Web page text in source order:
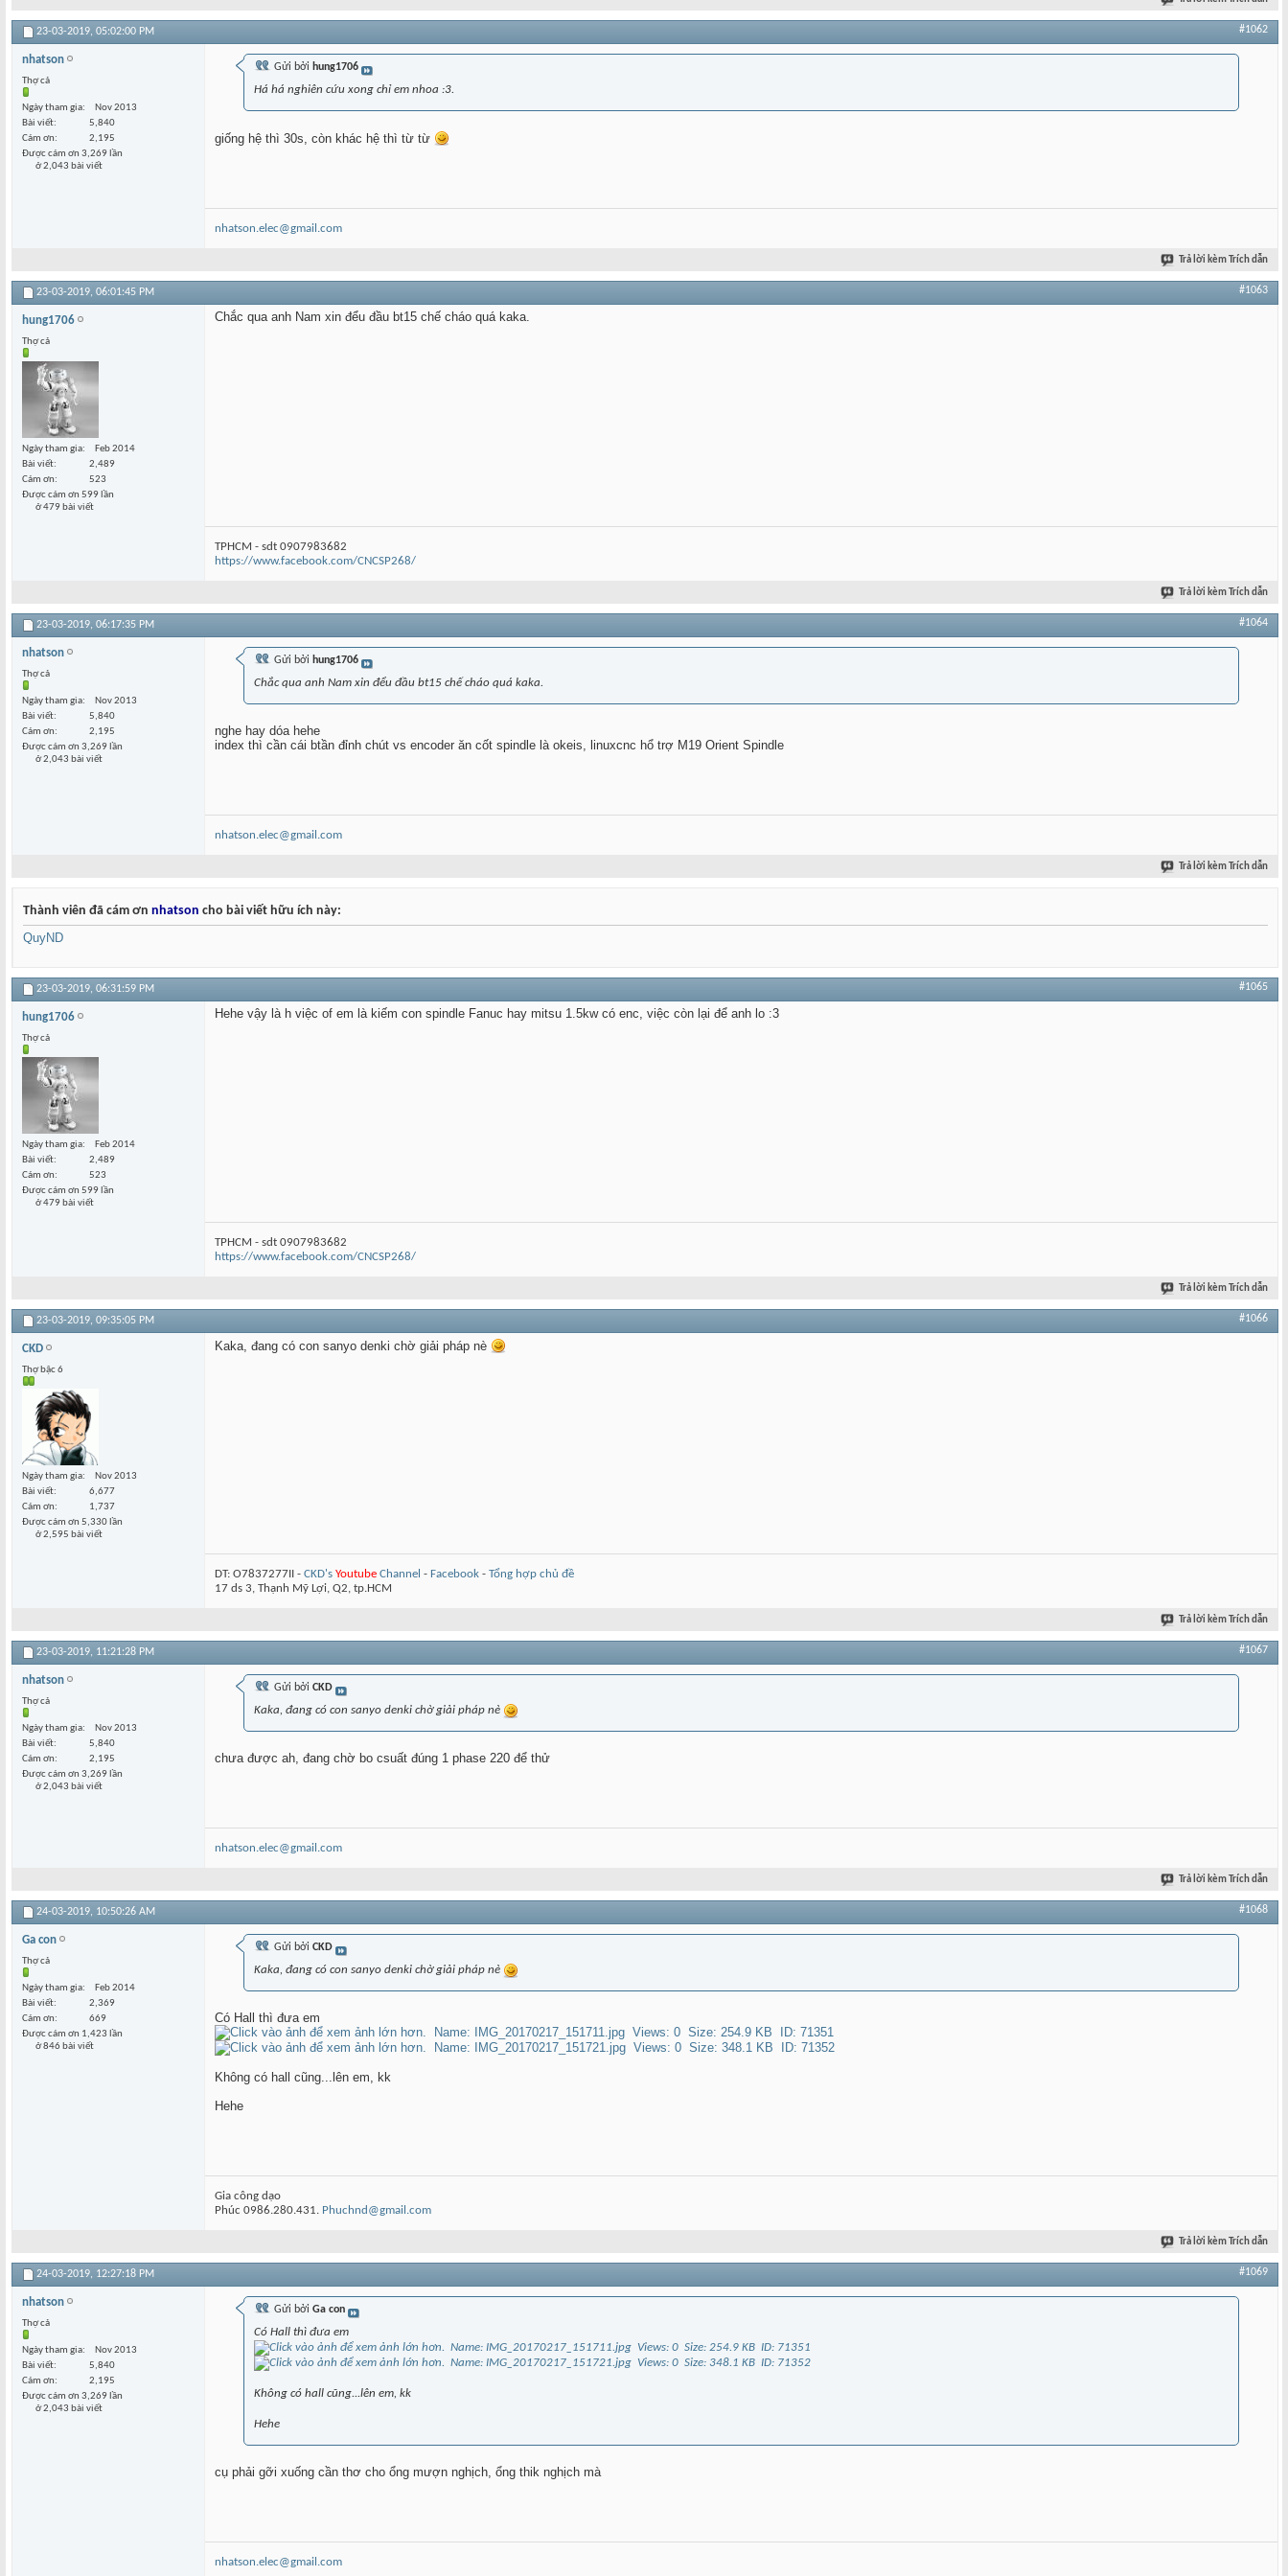
23-03-2019, 05:02:00 PM #1062
nhatson
Thợ cả
Ngày tham gia
Nov 2013
Bài viết
5,840
Cám ơn
2,195
Được cám ơn 3,269 lần
ở 2,043 bài viết
Gửi bởi hung1706
Há há nghiên cứu xong chỉ em nhoa :3.
giống hệ thì 30s, còn khác hệ thì từ từ
nhatson.elec@gmail.com
Trả lời kèm Trích dẫn
23-03-2019, 06:01:45 PM #1063
hung1706
Thợ cả
Ngày tham gia
Feb 2014
Bài viết
2,489
Cám ơn
523
Được cám ơn 599 lần
ở 479 bài viết
Chắc qua anh Nam xin đểu đầu bt15 chế cháo quá kaka.
TPHCM - sdt 0907983682
https://www.facebook.com/CNCSP268/
Trả lời kèm Trích dẫn
23-03-2019, 06:17:35 PM #1064
nhatson
Thợ cả
Ngày tham gia
Nov 2013
Bài viết
5,840
Cám ơn
2,195
Được cám ơn 3,269 lần
ở 2,043 bài viết
Gửi bởi hung1706
Chắc qua anh Nam xin đểu đầu bt15 chế cháo quá kaka.
nghe hay dóa hehe
index thì cần cái btần đỉnh chút vs encoder ăn cốt spindle là okeis, linuxcnc hổ trợ M19 Orient Spindle
nhatson.elec@gmail.com
Trả lời kèm Trích dẫn
Thành viên đã cám ơn nhatson cho bài viết hữu ích này:
QuyND
23-03-2019, 06:31:59 PM #1065
hung1706
Thợ cả
Ngày tham gia
Feb 2014
Bài viết
2,489
Cám ơn
523
Được cám ơn 599 lần
ở 479 bài viết
Hehe vậy là h việc of em là kiếm con spindle Fanuc hay mitsu 1.5kw có enc, việc còn lại để anh lo :3
TPHCM - sdt 0907983682
https://www.facebook.com/CNCSP268/
Trả lời kèm Trích dẫn
23-03-2019, 09:35:05 PM #1066
CKD
Thợ bậc 6
Ngày tham gia
Nov 2013
Bài viết
6,677
Cám ơn
1,737
Được cám ơn 5,330 lần
ở 2,595 bài viết
Kaka, đang có con sanyo denki chờ giải pháp nè
DT: O7837277II - CKD's Youtube Channel - Facebook - Tổng hợp chủ đề
17 ds 3, Thạnh Mỹ Lợi, Q2, tp.HCM
Trả lời kèm Trích dẫn
23-03-2019, 11:21:28 PM #1067
nhatson
Thợ cả
Ngày tham gia
Nov 2013
Bài viết
5,840
Cám ơn
2,195
Được cám ơn 3,269 lần
ở 2,043 bài viết
Gửi bởi CKD
Kaka, đang có con sanyo denki chờ giải pháp nè
chưa được ah, đang chờ bo csuất đúng 1 phase 220 để thử
nhatson.elec@gmail.com
Trả lời kèm Trích dẫn
24-03-2019, 10:50:26 AM #1068
Ga con
Thợ cả
Ngày tham gia
Feb 2014
Bài viết
2,369
Cám ơn
669
Được cám ơn 1,423 lần
ở 846 bài viết
Gửi bởi CKD
Kaka, đang có con sanyo denki chờ giải pháp nè
Có Hall thì đưa em
Không có hall cũng...lên em, kk
Hehe
Gia công dạo
Phúc 0986.280.431. Phuchnd@gmail.com
Trả lời kèm Trích dẫn
24-03-2019, 12:27:18 PM #1069
nhatson
Thợ cả
Ngày tham gia
Nov 2013
Bài viết
5,840
Cám ơn
2,195
Được cám ơn 3,269 lần
ở 2,043 bài viết
Gửi bởi Ga con
Có Hall thì đưa em
Không có hall cũng...lên em, kk
Hehe
cụ phải gỡi xuống cần thơ cho ổng mượn nghịch, ổng thik nghịch mà
nhatson.elec@gmail.com